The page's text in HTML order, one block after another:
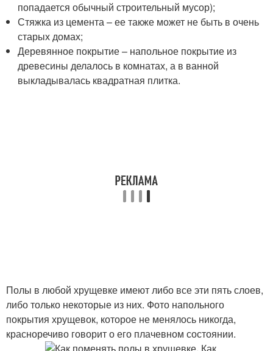
попадается обычный строительный мусор);
Стяжка из цемента – ее также может не быть в очень
старых домах;
Деревянное покрытие – напольное покрытие из
древесины делалось в комнатах, а в ванной
выкладывалась квадратная плитка.
Полы в любой хрущевке имеют либо все эти пять слоев,
либо только некоторые из них. Фото напольного
покрытия хрущевок, которое не менялось никогда,
красноречиво говорит о его плачевном состоянии.